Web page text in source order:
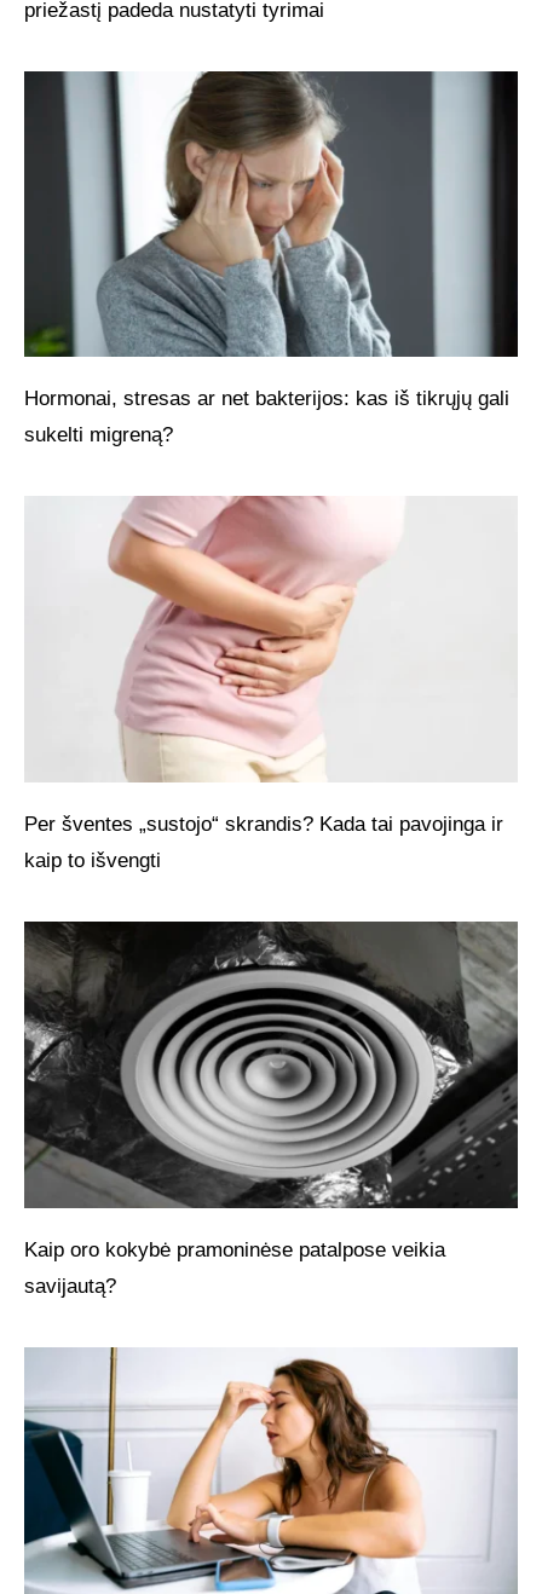
priežastį padeda nustatyti tyrimai
Hormonai, stresas ar net bakterijos: kas iš tikrųjų gali
sukelti migreną?
Per šventes „sustojo“ skrandis? Kada tai pavojinga ir
kaip to išvengti
Kaip oro kokybė pramoninėse patalpose veikia
savijautą?